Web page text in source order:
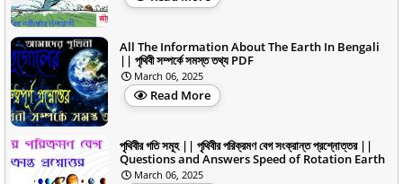
All The Information About The Earth In Bengali
|| পৃথিবী সম্পর্কে সমস্ত তথ্য PDF
March 06, 2025
Read More
পৃথিবীর গতি সমূহ || পৃথিবীর পরিক্রমণ বেগ সংক্রান্ত প্রশ্নোত্তর ||
Questions and Answers Speed of Rotation Earth
March 06, 2025